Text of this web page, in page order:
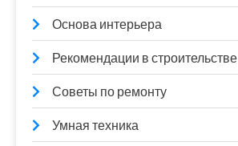
Основа интерьера
Рекомендации в строительстве
Советы по ремонту
Умная техника